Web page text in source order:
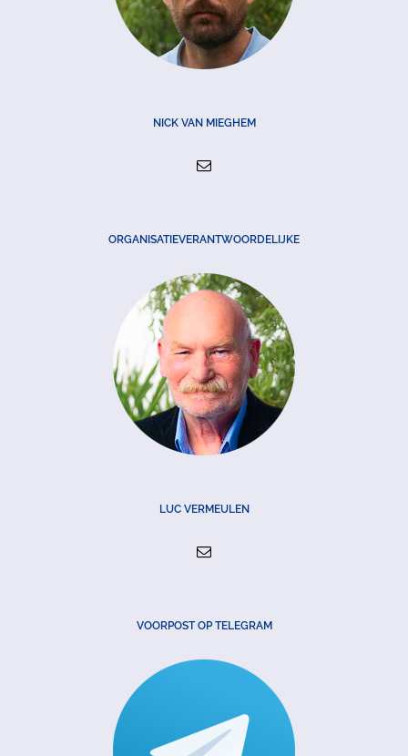
NICK VAN MIEGHEM
ORGANISATIEVERANTWOORDELIJKE
LUC VERMEULEN
VOORPOST OP TELEGRAM